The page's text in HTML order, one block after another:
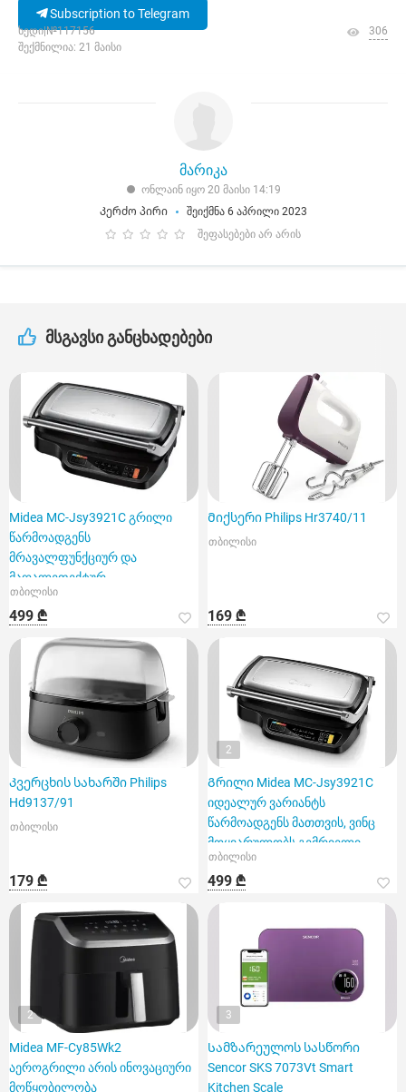
Subscription to Telegram
ხედი|№117156
შექმნილია: 21 მაისი
306
მარიკა
ონლაინ იყო 20 მაისი 14:19
Კერძო პირი
შეიქმნა 6 აპრილი 2023
შეფასებები არ არის
მსგავსი განცხადებები
Midea MC-Jsy3921C გრილი
წარმოადგენს
მრავალფუნქციურ და
მაღალეფექტურ
მოწყობილობას
თბილისი
499 ₾
Მიქსერი Philips Hr3740/11
თბილისი
169 ₾
Კვერცხის სახარში Philips
Hd9137/91
თბილისი
179 ₾
2
Გრილი Midea MC-Jsy3921C
იდეალურ ვარიანტს
წარმოადგენს მათთვის, ვინც
მოყვარულობს გემრიელი
კერძების სწრ
თბილისი
499 ₾
2
Midea MF-Cy85Wk2
აეროგრილი არის ინოვაციური
მოწყობილობა
3
Სამზარეულოს სასწორი
Sencor SKS 7073Vt Smart
Kitchen Scale